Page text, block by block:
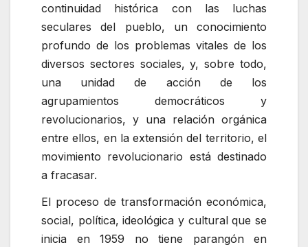
continuidad histórica con las luchas
seculares del pueblo, un conocimiento
profundo de los problemas vitales de los
diversos sectores sociales, y, sobre todo,
una unidad de acción de los
agrupamientos democráticos y
revolucionarios, y una relación orgánica
entre ellos, en la extensión del territorio, el
movimiento revolucionario está destinado
a fracasar.
El proceso de transformación económica,
social, política, ideológica y cultural que se
inicia en 1959 no tiene parangón en